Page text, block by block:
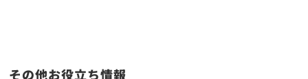
フリーワード入力(製品名等)
その他お役立ち情報